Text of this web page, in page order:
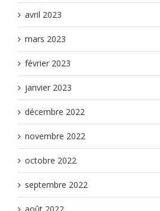
avril 2023
mars 2023
février 2023
janvier 2023
décembre 2022
novembre 2022
octobre 2022
septembre 2022